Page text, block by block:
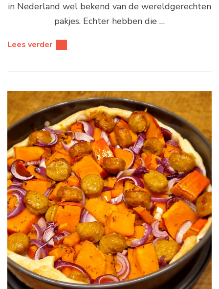
in Nederland wel bekend van de wereldgerechten
pakjes. Echter hebben die …
Lees verder